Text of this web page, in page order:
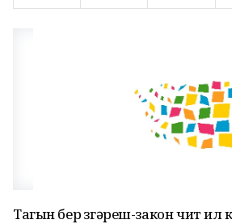
Тагын бер үзгәреш-закон чит